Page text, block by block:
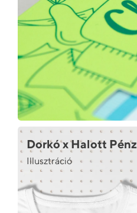
Dorkó x Halott Pénz
Illusztráció